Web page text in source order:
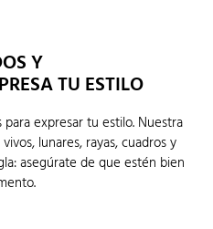
Y
TU ESTILO
expresar tu estilo. Nuestra
lunares, rayas, cuadros y
asegúrate de que estén bien